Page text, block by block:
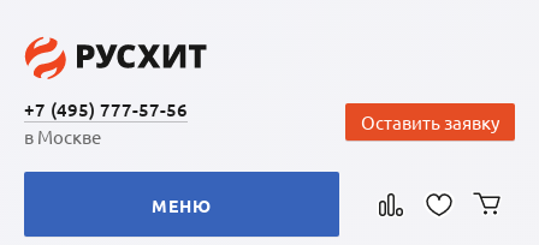
+7 (495) 777-57-56
в Москве
Оставить заявку
МЕНЮ